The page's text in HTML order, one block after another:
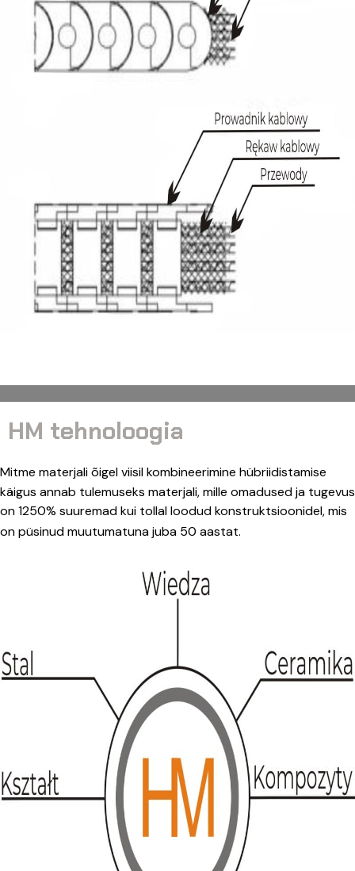
HM tehnoloogia
Mitme materjali õigel viisil kombineerimine hübriidistamise
käigus annab tulemuseks materjali, mille omadused ja tugevus
on 1250% suuremad kui tollal loodud konstruktsioonidel, mis
on püsinud muutumatuna juba 50 aastat.